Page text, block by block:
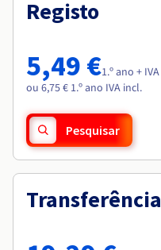
Preços
Roadmap & Changelog
Observabilidade
Roadmap & Changelog
Roadmap & Changelog
Roadmap & Changelog
Roadmap & Changelog
Registo
5,49 €1.º ano + IVA
ou 6,75 € 1.º ano IVA incl.
Pesquisar
Transferência